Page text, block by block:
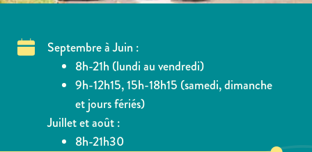
Septembre à Juin :
8h-21h (lundi au vendredi)
9h-12h15, 15h-18h15 (samedi, dimanche
et jours fériés)
Juillet et août :
8h-21h30